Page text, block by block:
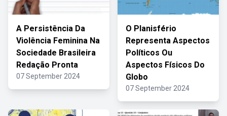
A Persistência Da
Violência Feminina Na
Sociedade Brasileira
Redação Pronta
07 September 2024
O Planisfério
Representa Aspectos
Políticos Ou
Aspectos Físicos Do
Globo
07 September 2024